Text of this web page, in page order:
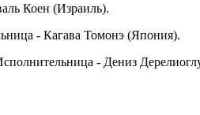
Коен (Израиль).
- Кагава Томонэ (Япония).
- Дениз